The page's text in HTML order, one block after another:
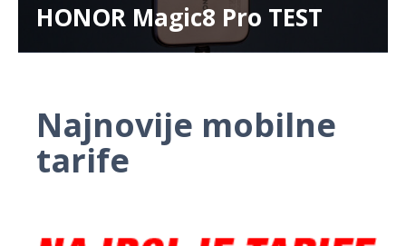
HONOR Magic8 Pro TEST
Najnovije mobilne
tarife